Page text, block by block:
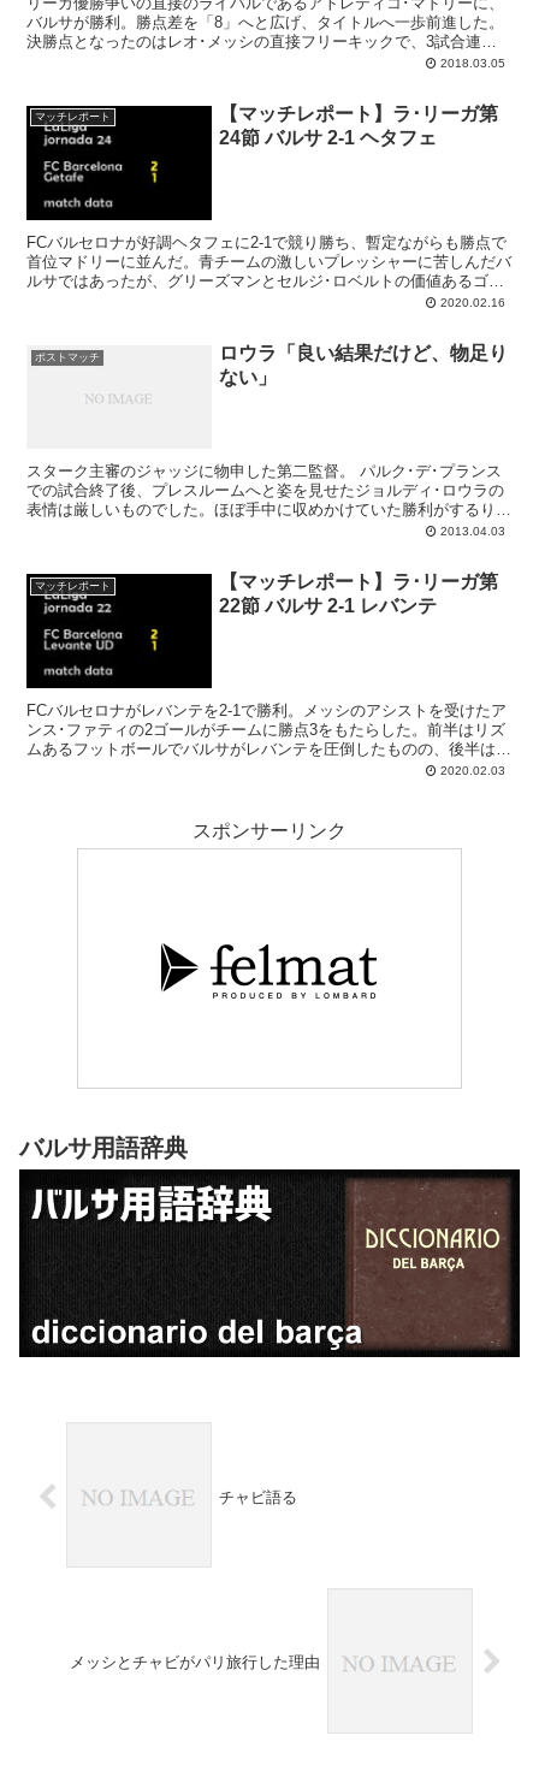
バルサが勝利。勝点差を「8」へと広げ、タイトルへ一歩前進した。
決勝点となったのはレオ･メッシの直接フリーキックで、3試合連
2018.03.05
マッチレポート
【マッチレポート】ラ･リーガ第
24節 バルサ 2-1 ヘタフェ
FCバルセロナが好調ヘタフェに2-1で競り勝ち、暫定ながらも勝点で
首位マドリーに並んだ。青チームの激しいプレッシャーに苦しんだバ
ルサではあったが、グリーズマンとセルジ･ロベルトの価値あるゴー
ルで2点を先行。しかしトドメの機会を逃したのは大きく、話題のア
2020.02.16
ポストマッチ
ロウラ「良い結果だけど、物足り
ない」
スターク主審のジャッジに物申した第二監督。 パルク･デ･プランス
での試合終了後、プレスルームへと姿を見せたジョルディ･ロウラの
表情は厳しいものでした。ほぼ手中に収めかけていた勝利がするりと
2013.04.03
マッチレポート
【マッチレポート】ラ･リーガ第
22節 バルサ 2-1 レバンテ
FCバルセロナがレバンテを2-1で勝利。メッシのアシストを受けたア
ンス･ファティの2ゴールがチームに勝点3をもたらした。前半はリズ
ムあるフットボールでバルサがレバンテを圧倒したものの、後半は危
ないシュートを打たれる場面が増加。追加タイムに失点した後の数分
2020.02.03
スポンサーリンク
バルサ用語辞典
チャビ語る
メッシとチャビがパリ旅行した理由